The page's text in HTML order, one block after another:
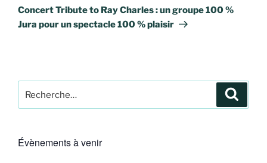
suivant
Concert Tribute to Ray Charles : un groupe 100 %
Jura pour un spectacle 100 % plaisir
pour
Évènements à venir